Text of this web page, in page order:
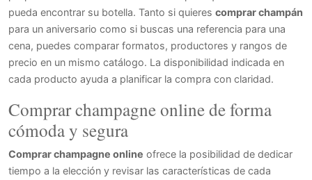
pueda encontrar su botella. Tanto si quieres comprar champán
para un aniversario como si buscas una referencia para una
cena, puedes comparar formatos, productores y rangos de
precio en un mismo catálogo. La disponibilidad indicada en
cada producto ayuda a planificar la compra con claridad.
Comprar champagne online de forma
cómoda y segura
Comprar champagne online ofrece la posibilidad de dedicar
tiempo a la elección y revisar las características de cada